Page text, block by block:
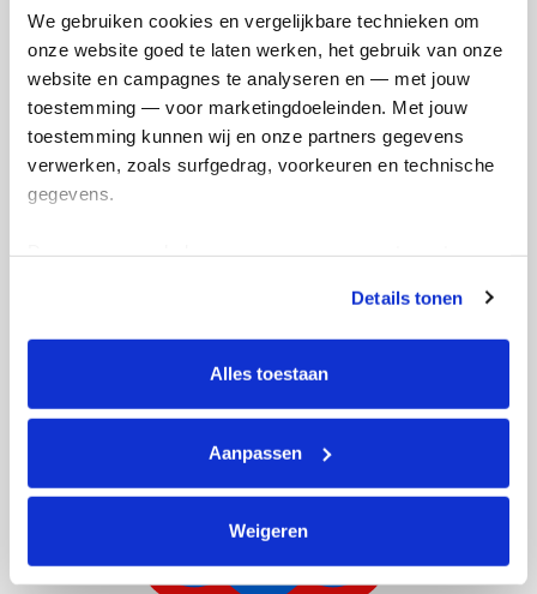
We gebruiken cookies en vergelijkbare technieken om
onze website goed te laten werken, het gebruik van onze
website en campagnes te analyseren en — met jouw
toestemming — voor marketingdoeleinden. Met jouw
toestemming kunnen wij en onze partners gegevens
verwerken, zoals surfgedrag, voorkeuren en technische
gegevens.
tonen. Je kunt je toestemming op elk moment wijzigen of
intrekken via Cookie instellingen onderaan de pagina. De
lijst met cookies is te vinden in het tabblad “details”.
Details tonen
Alles toestaan
Aanpassen
Weigeren
Sjoerd's badges